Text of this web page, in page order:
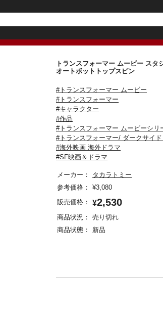
トランスフォーマー ムービー ス
オートボットトップスピン
#トランスフォーマー ムービー
#トランスフォーマー
#キャラクター
#作品
#トランスフォーマー ムービーシリ
#トランスフォーマー/ ダークサイ
#海外映画 海外ドラマ
#SF映画＆ドラマ
メーカー：
タカラトミー
参考価格：
¥3,080
販売価格：
¥2,530
商品状況：
売り切れ
商品状態：
新品